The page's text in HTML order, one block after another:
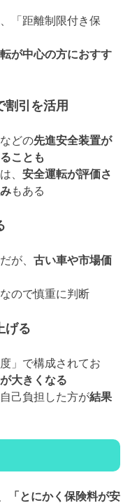
「距離制限付き保
が中心の方におすす
割引を活用
どの先進安全装置が
ことも
、 安全運転が評価さ
もある
が、 古い車や市場価
ので慎重に判断
げる
」で構成されてお
大きくなる
己負担した方が結果
「とにかく保険料が安